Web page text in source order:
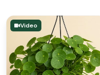
Video